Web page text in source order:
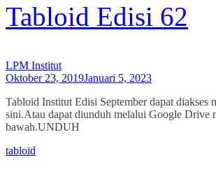
Tabloid Edisi 62
LPM Institut
Oktober 23, 2019Januari 5, 2023
Tabloid Institut Edisi September dapat diakses
sini.Atau dapat diunduh melalui Google Drive
bawah.UNDUH
tabloid